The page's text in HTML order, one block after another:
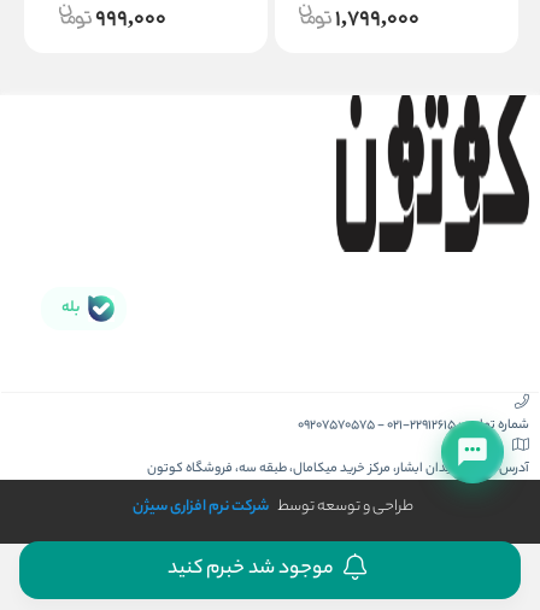
1,799,000
999,000
بله
شماره تماس :021-22912615
-
09207570575
آدرس :کیش، میدان ابشار، مرکز خرید میکامال، طبقه سه، فروشگاه کوتون
طراحی و توسعه توسط شرکت نرم افزاری سیژن